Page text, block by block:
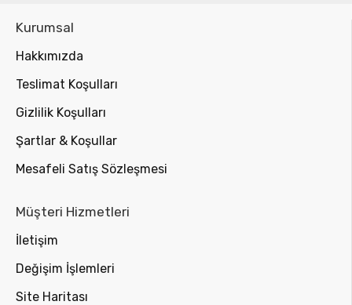
Kurumsal
Hakkımızda
Teslimat Koşulları
Gizlilik Koşulları
Şartlar & Koşullar
Mesafeli Satış Sözleşmesi
Müşteri Hizmetleri
İletişim
Değişim İşlemleri
Site Haritası